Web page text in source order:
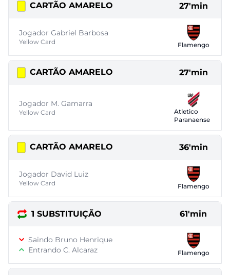
CARTÃO AMARELO 27'min
Jogador Gabriel Barbosa
Yellow Card Flamengo
CARTÃO AMARELO 27'min
Jogador M. Gamarra
Yellow Card
Atletico
Paranaense
CARTÃO AMARELO 36'min
Jogador David Luiz
Yellow Card Flamengo
1 SUBSTITUIÇÃO 61'min
Saindo Bruno Henrique
Entrando C. Alcaraz
Flamengo